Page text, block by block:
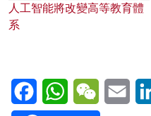
人工智能將改變高等教育體
系
FacebookWhatsAppWeChatEmail